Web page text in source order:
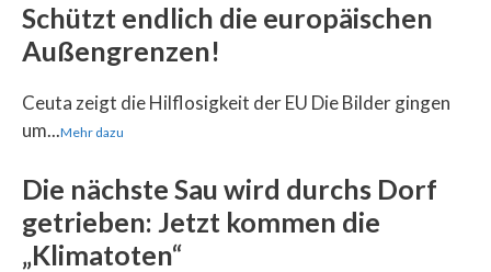
Schützt endlich die europäischen
Außengrenzen!
Ceuta zeigt die Hilflosigkeit der EU Die Bilder gingen
um...Mehr dazu
Die nächste Sau wird durchs Dorf
getrieben: Jetzt kommen die
„Klimatoten“